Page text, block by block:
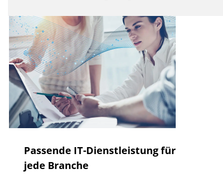
Passende IT-Dienstleistung für
jede Branche